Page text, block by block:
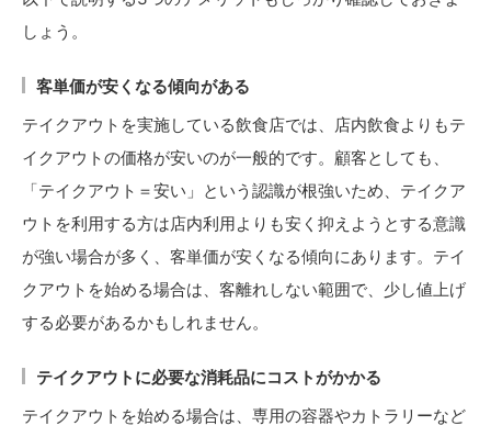
しょう。
客単価が安くなる傾向がある
テイクアウトを実施している飲食店では、店内飲食よりもテ
イクアウトの価格が安いのが一般的です。顧客としても、
「テイクアウト＝安い」という認識が根強いため、テイクア
ウトを利用する方は店内利用よりも安く抑えようとする意識
が強い場合が多く、客単価が安くなる傾向にあります。テイ
クアウトを始める場合は、客離れしない範囲で、少し値上げ
する必要があるかもしれません。
テイクアウトに必要な消耗品にコストがかかる
テイクアウトを始める場合は、専用の容器やカトラリーなど